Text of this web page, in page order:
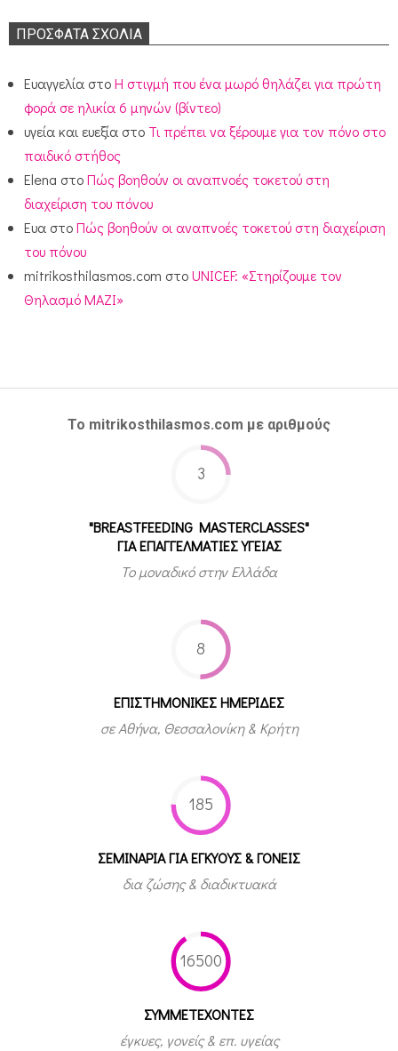
ΠΡΌΣΦΑΤΑ ΣΧΌΛΙΑ
Ευαγγελία στοΗ στιγμή που ένα μωρό θηλάζει για πρώτη
φορά σε ηλικία 6 μηνών (βίντεο)
υγεία και ευεξία στο Τι πρέπει να ξέρουμε για τον πόνο στο
παιδικό στήθος
Elena στοΠώς βοηθούν οι αναπνοές τοκετού στη
διαχείριση του πόνου
Ευα στοΠώς βοηθούν οι αναπνοές τοκετού στη διαχείριση
του πόνου
mitrikosthilasmos.com στοUNICEF: «Στηρίζουμε τον
Θηλασμό ΜΑΖΙ»
Το mitrikosthilasmos.com με αριθμούς
3
"BREASTFEEDING MASTERCLASSES"
ΓΙΑ ΕΠΑΓΓΕΛΜΑΤΙΕΣ ΥΓΕΙΑΣ
Το μοναδικό στην Ελλάδα
8
ΕΠΙΣΤΗΜΟΝΙΚΕΣ ΗΜΕΡΙΔΕΣ
σε Αθήνα, Θεσσαλονίκη & Κρήτη
185
ΣΕΜΙΝΑΡΙΑ ΓΙΑ ΕΓΚΥΟΥΣ & ΓΟΝΕΙΣ
δια ζώσης & διαδικτυακά
16500
ΣΥΜΜΕΤEΧΟΝΤΕΣ
έγκυες, γονείς & επ. υγείας